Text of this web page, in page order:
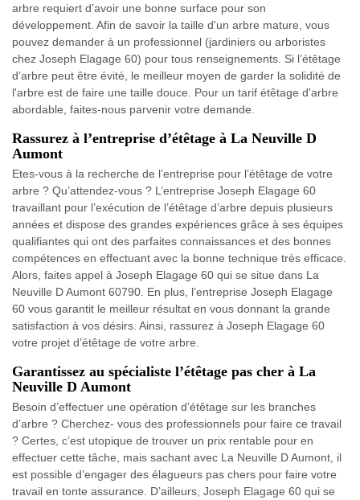
arbre requiert d’avoir une bonne surface pour son
développement. Afin de savoir la taille d'un arbre mature, vous
pouvez demander à un professionnel (jardiniers ou arboristes
chez Joseph Elagage 60) pour tous renseignements. Si l’étêtage
d’arbre peut être évité, le meilleur moyen de garder la solidité de
l'arbre est de faire une taille douce. Pour un tarif étêtage d'arbre
abordable, faites-nous parvenir votre demande.
Rassurez à l’entreprise d’étêtage à La Neuville D
Aumont
Etes-vous à la recherche de l’entreprise pour l’étêtage de votre
arbre ? Qu’attendez-vous ? L’entreprise Joseph Elagage 60
travaillant pour l’exécution de l’étêtage d’arbre depuis plusieurs
années et dispose des grandes expériences grâce à ses équipes
qualifiantes qui ont des parfaites connaissances et des bonnes
compétences en effectuant avec la bonne technique très efficace.
Alors, faites appel à Joseph Elagage 60 qui se situe dans La
Neuville D Aumont 60790. En plus, l’entreprise Joseph Elagage
60 vous garantit le meilleur résultat en vous donnant la grande
satisfaction à vos désirs. Ainsi, rassurez à Joseph Elagage 60
votre projet d’étêtage de votre arbre.
Garantissez au spécialiste l’étêtage pas cher à La
Neuville D Aumont
Besoin d’effectuer une opération d’étêtage sur les branches
d’arbre ? Cherchez- vous des professionnels pour faire ce travail
? Certes, c’est utopique de trouver un prix rentable pour en
effectuer cette tâche, mais sachant avec La Neuville D Aumont, il
est possible d’engager des élagueurs pas chers pour faire votre
travail en tonte assurance. D’ailleurs, Joseph Elagage 60 qui se